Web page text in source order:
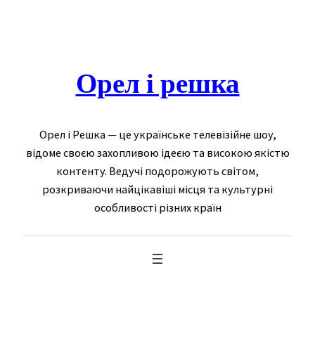
Орел і решка
Орел і Решка — це українське телевізійне шоу,
відоме своєю захопливою ідеєю та високою якістю
контенту. Ведучі подорожують світом,
розкриваючи найцікавіші місця та культурні
особливості різних країн